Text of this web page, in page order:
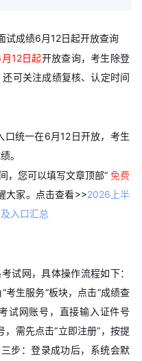
12日起开放查询，考生除登
可关注成绩复核、认定时间
统一在6月12日开放，考生
。
，您可以填写文章顶部“ 免费
大家。点击查看>>2026上半
入口汇总
试网，具体操作流程如下：
生服务”板块，点击“成绩查
试网账号，直接输入证件号
需先点击“立即注册”，按提
步：登录成功后，系统会默